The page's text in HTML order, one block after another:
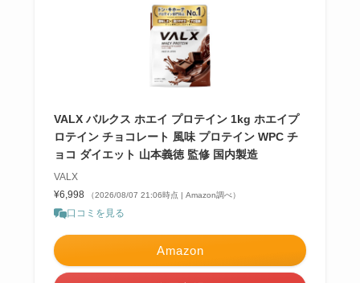
VALX バルクス ホエイ プロテイン 1kg ホエイプ
ロテイン チョコレート 風味 プロテイン WPC チ
ョコ ダイエット 山本義徳 監修 国内製造
VALX
¥6,998
（2026/08/07 21:06時点 | Amazon調べ）
口コミを見る
Amazon